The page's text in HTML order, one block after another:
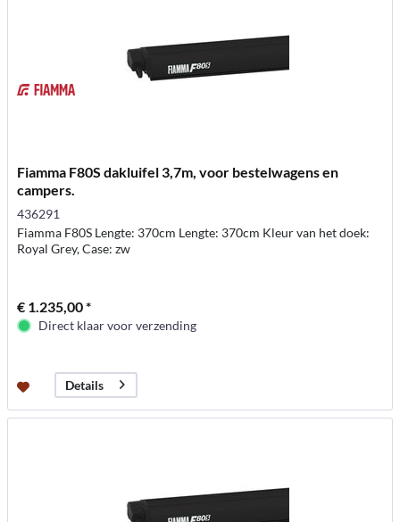
Fiamma F80S dakluifel 3,7m, voor bestelwagens en
campers.
436291
Fiamma F80S Lengte: 370cm Lengte: 370cm Kleur van het doek:
Royal Grey, Case: zw
€ 1.235,00 *
Direct klaar voor verzending
Details